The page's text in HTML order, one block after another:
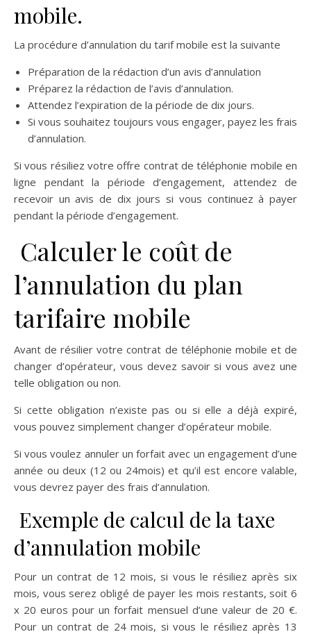
mobile.
La procédure d’annulation du tarif mobile est la suivante
Préparation de la rédaction d’un avis d’annulation
Préparez la rédaction de l’avis d’annulation.
Attendez l’expiration de la période de dix jours.
Si vous souhaitez toujours vous engager, payez les frais
d’annulation.
Si vous résiliez votre offre contrat de téléphonie mobile en
ligne pendant la période d’engagement, attendez de
recevoir un avis de dix jours si vous continuez à payer
pendant la période d’engagement.
Calculer le coût de
l’annulation du plan
tarifaire mobile
Avant de résilier votre contrat de téléphonie mobile et de
changer d’opérateur, vous devez savoir si vous avez une
telle obligation ou non.
Si cette obligation n’existe pas ou si elle a déjà expiré,
vous pouvez simplement changer d’opérateur mobile.
Si vous voulez annuler un forfait avec un engagement d’une
année ou deux (12 ou 24mois) et qu’il est encore valable,
vous devrez payer des frais d’annulation.
Exemple de calcul de la taxe
d’annulation mobile
Pour un contrat de 12 mois, si vous le résiliez après six
mois, vous serez obligé de payer les mois restants, soit 6
x 20 euros pour un forfait mensuel d’une valeur de 20 €.
Pour un contrat de 24 mois, si vous le résiliez après 13